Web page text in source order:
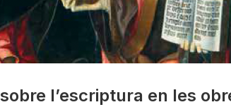
l’escriptura en les